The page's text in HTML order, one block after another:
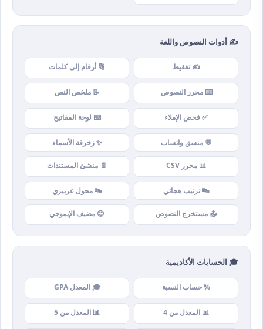
✍️ أدوات النصوص واللغة
✍️ تفقيط 🔢 أرقام إلى كلمات
⌨️ محرر النصوص 📝 ملخص النص
✅ فحص الإملاء ⌨️ لوحة المفاتيح
💬 منسق واتساب ✨ زخرفة الأسماء
📊 محرر CSV 📄 منشئ المستندات
🔤 ترتيب هجائي 🔤 محول عربيزي
📤 مستخرج النصوص 😊 مضيف الإيموجي
🎓 الحسابات الأكاديمية
% حساب النسبة 🎓 المعدل GPA
📊 المعدل من 4 📊 المعدل من 5